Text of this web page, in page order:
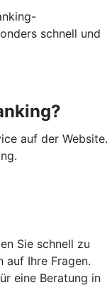
schnell und
auf der Website.
Sie schnell zu
Ihre Fragen.
eine Beratung in